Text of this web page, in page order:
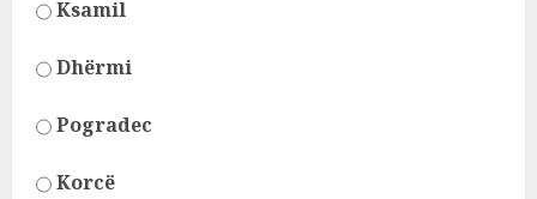
Ksamil
Dhërmi
Pogradec
Korcë